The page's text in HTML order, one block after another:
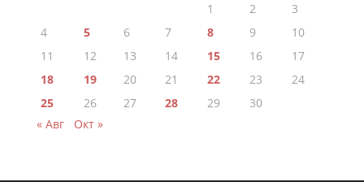
1
2
3
4
5 6 7 8 9
10
11
12 13 14 15 16
17
18
19 20 21 22 23
24
25
26 27 28 29
30
« Авг
Окт »